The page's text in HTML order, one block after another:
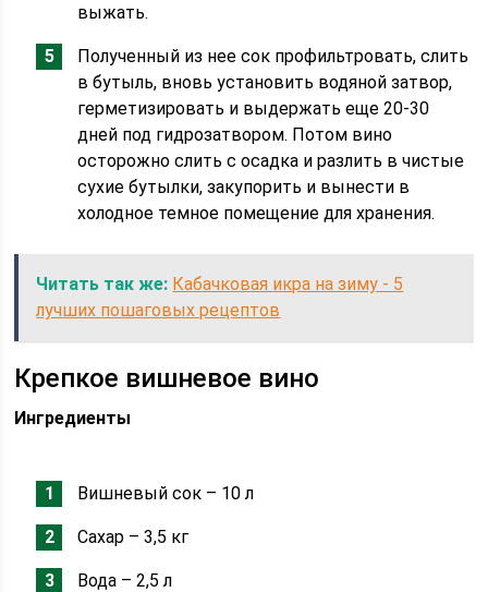
выжать.
Полученный из нее сок профильтровать, слить
в бутыль, вновь установить водяной затвор,
герметизировать и выдержать еще 20-30
дней под гидрозатвором. Потом вино
осторожно слить с осадка и разлить в чистые
сухие бутылки, закупорить и вынести в
холодное темное помещение для хранения.
Читать так же: Кабачковая икра на зиму - 5
лучших пошаговых рецептов
Крепкое вишневое вино
Ингредиенты
Вишневый сок – 10 л
Сахар – 3,5 кг
Вода – 2,5 л